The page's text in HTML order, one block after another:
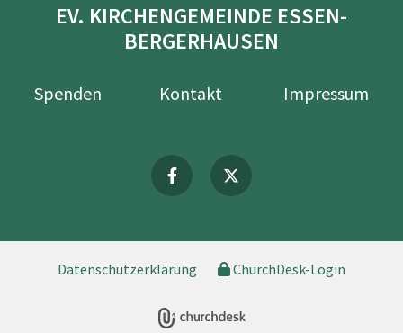
EV. KIRCHENGEMEINDE ESSEN-
BERGERHAUSEN
Spenden Kontakt Impressum
Datenschutzerklärung ChurchDesk-Login